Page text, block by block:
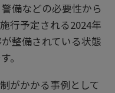
備などの必要性から
行予定される2024年
整備されている状態
。
がかかる事例として